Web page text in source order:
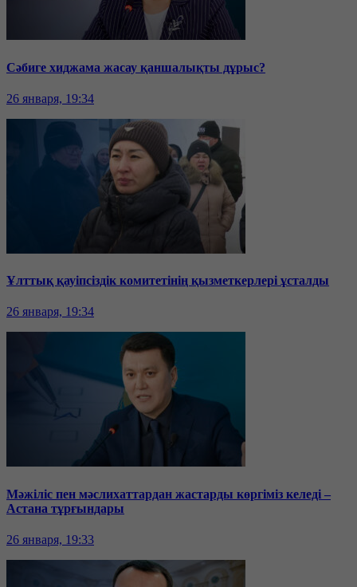
Сәбиге хиджама жасау қаншалықты дұрыс?
26 января, 19:34
Ұлттық қауіпсіздік комитетінің қызметкерлері ұсталды
26 января, 19:34
Мәжіліс пен мәслихаттардан жастарды көргіміз келеді –
Астана тұрғындары
26 января, 19:33